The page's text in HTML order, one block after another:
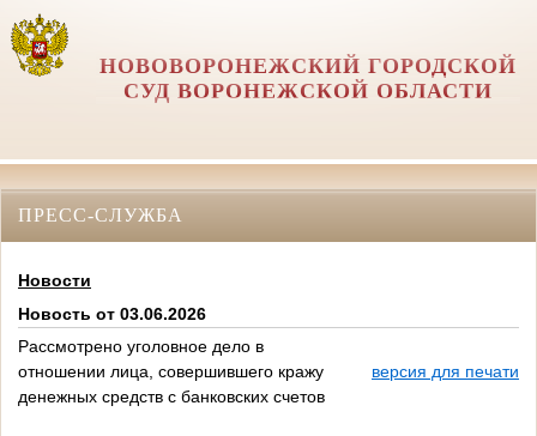
НОВОВОРОНЕЖСКИЙ ГОРОДСКОЙ
СУД ВОРОНЕЖСКОЙ ОБЛАСТИ
ПРЕСС-СЛУЖБА
Новости
Новость от 03.06.2026
Рассмотрено уголовное дело в
отношении лица, совершившего кражу
денежных средств с банковских счетов
версия для печати